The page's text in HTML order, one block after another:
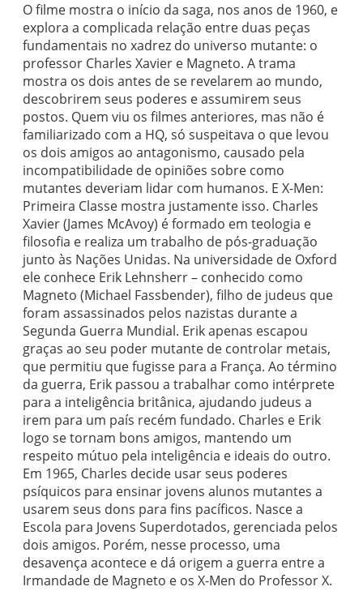
O filme mostra o início da saga, nos anos de 1960, e
explora a complicada relação entre duas peças
fundamentais no xadrez do universo mutante: o
professor Charles Xavier e Magneto. A trama
mostra os dois antes de se revelarem ao mundo,
descobrirem seus poderes e assumirem seus
postos. Quem viu os filmes anteriores, mas não é
familiarizado com a HQ, só suspeitava o que levou
os dois amigos ao antagonismo, causado pela
incompatibilidade de opiniões sobre como
mutantes deveriam lidar com humanos. E X-Men:
Primeira Classe mostra justamente isso. Charles
Xavier (James McAvoy) é formado em teologia e
filosofia e realiza um trabalho de pós-graduação
junto às Nações Unidas. Na universidade de Oxford
ele conhece Erik Lehnsherr – conhecido como
Magneto (Michael Fassbender), filho de judeus que
foram assassinados pelos nazistas durante a
Segunda Guerra Mundial. Erik apenas escapou
graças ao seu poder mutante de controlar metais,
que permitiu que fugisse para a França. Ao término
da guerra, Erik passou a trabalhar como intérprete
para a inteligência britânica, ajudando judeus a
irem para um país recém fundado. Charles e Erik
logo se tornam bons amigos, mantendo um
respeito mútuo pela inteligência e ideais do outro.
Em 1965, Charles decide usar seus poderes
psíquicos para ensinar jovens alunos mutantes a
usarem seus dons para fins pacíficos. Nasce a
Escola para Jovens Superdotados, gerenciada pelos
dois amigos. Porém, nesse processo, uma
desavença acontece e dá origem a guerra entre a
Irmandade de Magneto e os X-Men do Professor X.